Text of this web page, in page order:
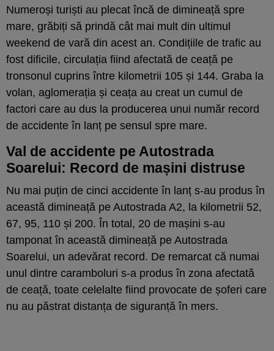
Numeroși turiști au plecat încă de dimineață spre
mare, grăbiți să prindă cât mai mult din ultimul
weekend de vară din acest an. Condițiile de trafic au
fost dificile, circulația fiind afectată de ceață pe
tronsonul cuprins între kilometrii 105 și 144. Graba la
volan, aglomerația și ceața au creat un cumul de
factori care au dus la producerea unui număr record
de accidente în lanț pe sensul spre mare.
Val de accidente pe Autostrada
Soarelui: Record de mașini distruse
Nu mai puțin de cinci accidente în lanț s-au produs în
această dimineață pe Autostrada A2, la kilometrii 52,
67, 95, 110 și 200. În total, 20 de mașini s-au
tamponat în această dimineață pe Autostrada
Soarelui, un adevărat record. De remarcat că numai
unul dintre caramboluri s-a produs în zona afectată
de ceață, toate celelalte fiind provocate de șoferi care
nu au păstrat distanța de siguranță în mers.